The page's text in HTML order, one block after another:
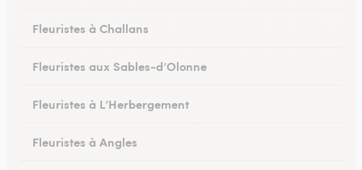
Fleuristes à Challans
Fleuristes aux Sables-d’Olonne
Fleuristes à L’Herbergement
Fleuristes à Angles